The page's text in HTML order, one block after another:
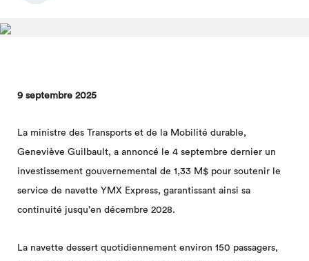
9 septembre 2025
La ministre des Transports et de la Mobilité durable,
Geneviève Guilbault, a annoncé le 4 septembre dernier un
investissement gouvernemental de 1,33 M$ pour soutenir le
service de navette YMX Express, garantissant ainsi sa
continuité jusqu'en décembre 2028.
La navette dessert quotidiennement environ 150 passagers,